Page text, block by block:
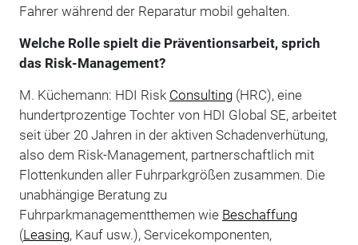
Fahrer während der Reparatur mobil gehalten.
Welche Rolle spielt die Präventionsarbeit, sprich
das Risk-Management?
M. Küchemann: HDI Risk Consulting(HRC), eine
hundertprozentige Tochter von HDI Global SE, arbeitet
seit über 20 Jahren in der aktiven Schadenverhütung,
also dem Risk-Management, partnerschaftlich mit
Flottenkunden aller Fuhrparkgrößen zusammen. Die
unabhängige Beratung zu
Fuhrparkmanagementthemen wie Beschaffung
(Leasing, Kauf usw.), Servicekomponenten,